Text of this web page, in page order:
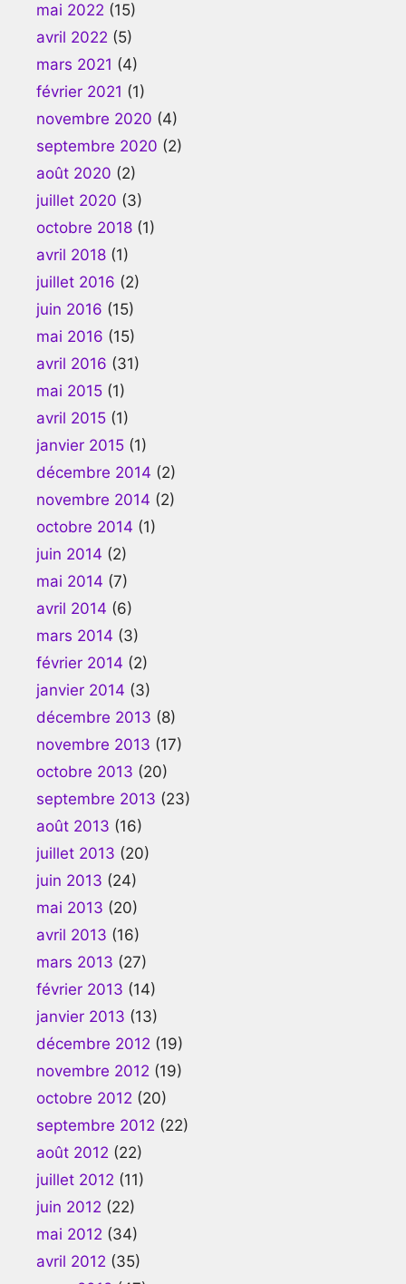
mai 2022 (15)
avril 2022 (5)
mars 2021 (4)
février 2021 (1)
novembre 2020 (4)
septembre 2020 (2)
août 2020 (2)
juillet 2020 (3)
octobre 2018 (1)
avril 2018 (1)
juillet 2016 (2)
juin 2016 (15)
mai 2016 (15)
avril 2016 (31)
mai 2015 (1)
avril 2015 (1)
janvier 2015 (1)
décembre 2014 (2)
novembre 2014 (2)
octobre 2014 (1)
juin 2014 (2)
mai 2014 (7)
avril 2014 (6)
mars 2014 (3)
février 2014 (2)
janvier 2014 (3)
décembre 2013 (8)
novembre 2013 (17)
octobre 2013 (20)
septembre 2013 (23)
août 2013 (16)
juillet 2013 (20)
juin 2013 (24)
mai 2013 (20)
avril 2013 (16)
mars 2013 (27)
février 2013 (14)
janvier 2013 (13)
décembre 2012 (19)
novembre 2012 (19)
octobre 2012 (20)
septembre 2012 (22)
août 2012 (22)
juillet 2012 (11)
juin 2012 (22)
mai 2012 (34)
avril 2012 (35)